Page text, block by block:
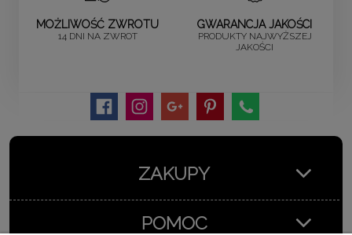
MOŻLIWOŚĆ ZWROTU
14 DNI NA ZWROT
GWARANCJA JAKOŚCI
PRODUKTY NAJWYŻSZEJ
JAKOŚCI
ZAKUPY
POMOC